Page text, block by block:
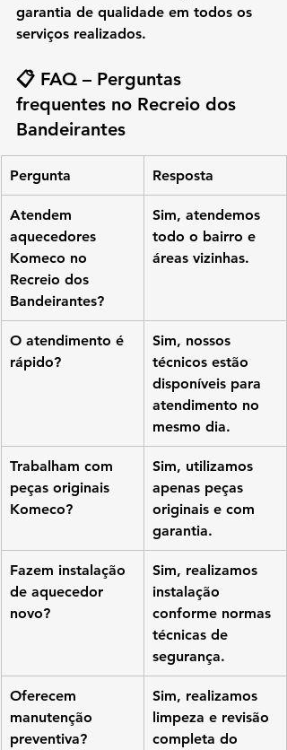
garantia de qualidade em todos os
serviços realizados.
📋 FAQ – Perguntas
frequentes no Recreio dos
Bandeirantes
Pergunta Resposta
Atendem
aquecedores
Komeco no
Recreio dos
Bandeirantes?
Sim, atendemos
todo o bairro e
áreas vizinhas.
O atendimento é
rápido?
Sim, nossos
técnicos estão
disponíveis para
atendimento no
mesmo dia.
Trabalham com
peças originais
Komeco?
Sim, utilizamos
apenas peças
originais e com
garantia.
Fazem instalação
de aquecedor
novo?
Sim, realizamos
instalação
conforme normas
técnicas de
segurança.
Oferecem
manutenção
preventiva?
Sim, realizamos
limpeza e revisão
completa do